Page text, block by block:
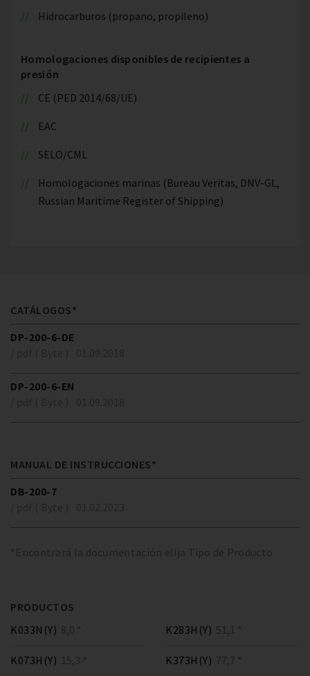
Hidrocarburos (propano, propileno)
Homologaciones disponibles de recipientes a
presión
CE (PED 2014/68/UE)
EAC
SELO/CML
Homologaciones marinas (Bureau Veritas, DNV-GL,
Russian Maritime Register of Shipping)
CATÁLOGOS*
DP-200-6-DE
DP-200-6-EN
MANUAL DE INSTRUCCIONES*
DB-200-7
*Encontrará la documentación elija Tipo de Producto
PRODUCTOS
K033N(Y) 8,0 *
K073H(Y) 15,3 *
K283H(Y) 51,1 *
K373H(Y) 77,7 *